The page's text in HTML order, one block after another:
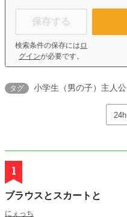
保存する
検索条件の保存には ロ
グインが必要です。
タグ 小学生（男の子）主人公
1
ブラウスとスカートと
にぇっち